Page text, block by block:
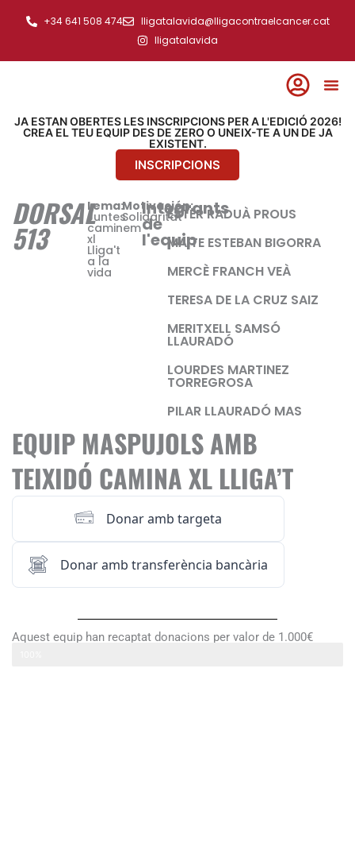
+34 641 508 474
lligatalavida@lligacontraelcancer.cat
lligatalavida
JA ESTAN OBERTES LES INSCRIPCIONS PER A L'EDICIÓ 2026!
CREA EL TEU EQUIP DES DE ZERO O UNEIX-TE A UN DE JA
EXISTENT.
INSCRIPCIONS
EQUIP MASPUJOLS AMB
TEIXIDÓ CAMINA XL LLIGA’T
Donar amb targeta
Donar amb transferència bancària
Aquest equip han recaptat donacions per valor de 1.000€
DORSAL
513
Lema:
Juntes
caminem
xl
Lliga't
a la
vida
Motivación:
Solidaritat
Integrants
de
l'equip
ESTER RADUÀ PROUS
MAITE ESTEBAN BIGORRA
MERCÈ FRANCH VEÀ
TERESA DE LA CRUZ SAIZ
MERITXELL SAMSÓ
LLAURADÓ
LOURDES MARTINEZ
TORREGROSA
PILAR LLAURADÓ MAS